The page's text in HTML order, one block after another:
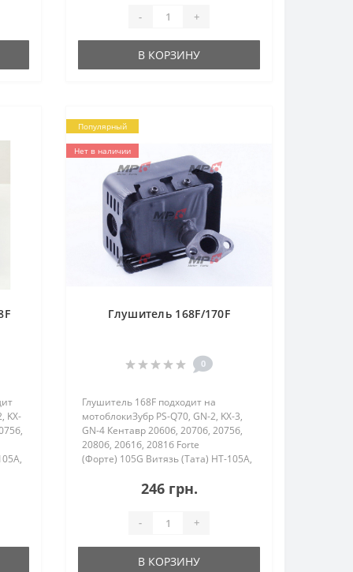
- +
В КОРЗИНУ
KX-
Популярный
Нет в наличии
Глушитель 168F/170F
0
Глушитель 168F подходит на
мотоблокиЗубр PS-Q70, GN-2, KX-3,
GN-4 Кентавр 2060б, 2070б, 2075б,
2080б, 2061б, 2081б Forte
(Форте) 105G Витязь (Тата) HT-105A,
100 Zirka (Зирка)&n..
246 грн.
- +
В КОРЗИНУ